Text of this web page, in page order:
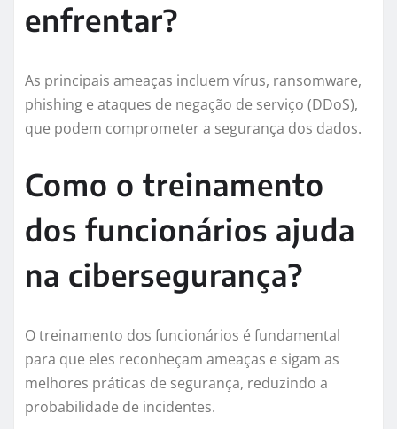
enfrentar?
As principais ameaças incluem vírus, ransomware,
phishing e ataques de negação de serviço (DDoS),
que podem comprometer a segurança dos dados.
Como o treinamento
dos funcionários ajuda
na cibersegurança?
O treinamento dos funcionários é fundamental
para que eles reconheçam ameaças e sigam as
melhores práticas de segurança, reduzindo a
probabilidade de incidentes.